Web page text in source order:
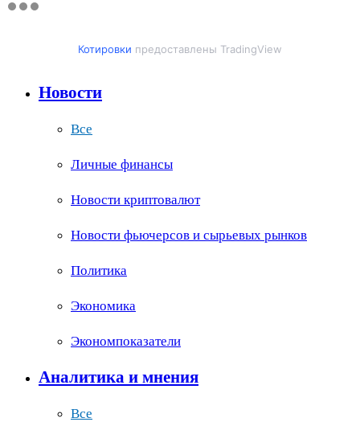
Котировки предоставлены TradingView
Новости
Все
Личные финансы
Новости криптовалют
Новости фьючерсов и сырьевых рынков
Политика
Экономика
Экономпоказатели
Аналитика и мнения
Все